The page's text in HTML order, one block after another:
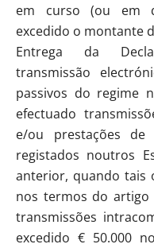
em curso (ou em
excedido o montante
Entrega da
transmissão
passivos do regime
efectuado
e/ou prestações de
registados noutros
anterior, quando tais
nos termos do artigo
transmissões
excedido € 50.000